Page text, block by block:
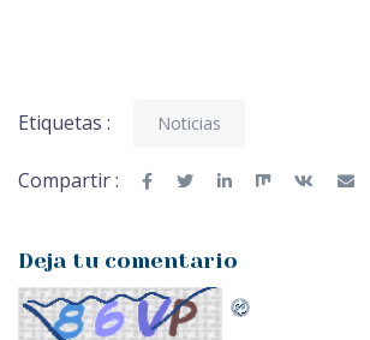
Etiquetas : Noticias
Compartir :
Deja tu comentario